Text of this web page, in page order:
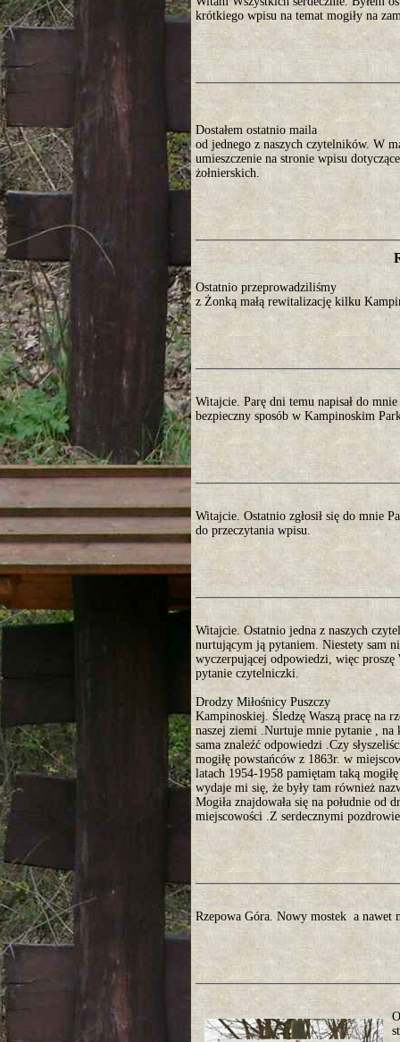
krótkiego wpisu na temat mogiły na
Dostałem ostatnio maila
od jednego z naszych czytelników. W
umieszczenie na stronie wpisu
żołnierskich.
Ostatnio przeprowadziliśmy
z Żonką małą rewitalizację kilku
Witajcie. Parę dni temu napisał do
bezpieczny sposób w Kampinoskim
Witajcie. Ostatnio zgłosił się do mnie
do przeczytania wpisu.
Witajcie. Ostatnio jedna z naszych
nurtującym ją pytaniem. Niestety sam
wyczerpującej odpowiedzi, więc
pytanie czytelniczki.
Drodzy Miłośnicy Puszczy
Kampinoskiej. Śledzę Waszą pracę na
naszej ziemi .Nurtuje mnie pytanie , na
sama znaleźć odpowiedzi .Czy
mogiłę powstańców z 1863r. w
latach 1954-1958 pamiętam taką
wydaje mi się, że były tam również
Mogiła znajdowała się na południe od
miejscowości .Z serdecznymi
Rzepowa Góra. Nowy mostek a nawet